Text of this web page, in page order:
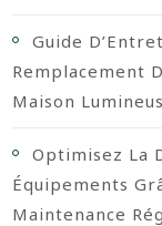
Guide
Remplacement
Maison
Optimisez La
Équipements
Maintenance